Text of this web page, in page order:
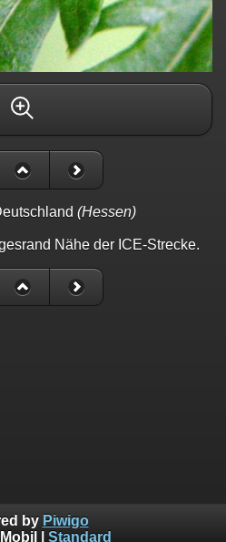
(Hessen)
Nähe der ICE-Strecke.
by Piwigo
Mobil Standard